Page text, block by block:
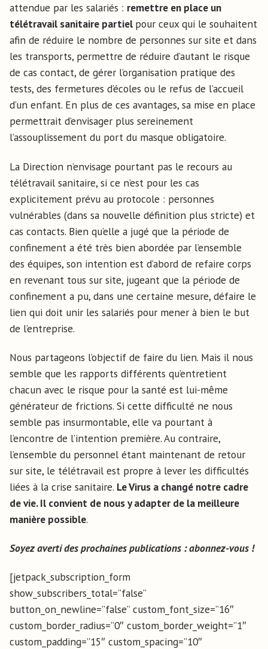
attendue par les salariés : remettre en place un
télétravail sanitaire partiel pour ceux qui le souhaitent
afin de réduire le nombre de personnes sur site et dans
les transports, permettre de réduire d’autant le risque
de cas contact, de gérer l’organisation pratique des
tests, des fermetures d’écoles ou le refus de l’accueil
d’un enfant. En plus de ces avantages, sa mise en place
permettrait d’envisager plus sereinement
l’assouplissement du port du masque obligatoire.
La Direction n’envisage pourtant pas le recours au
télétravail sanitaire, si ce n’est pour les cas
explicitement prévu au protocole : personnes
vulnérables (dans sa nouvelle définition plus stricte) et
cas contacts. Bien qu’elle a jugé que la période de
confinement a été très bien abordée par l’ensemble
des équipes, son intention est d’abord de refaire corps
en revenant tous sur site, jugeant que la période de
confinement a pu, dans une certaine mesure, défaire le
lien qui doit unir les salariés pour mener à bien le but
de l’entreprise.
Nous partageons l’objectif de faire du lien. Mais il nous
semble que les rapports différents qu’entretient
chacun avec le risque pour la santé est lui-même
générateur de frictions. Si cette difficulté ne nous
semble pas insurmontable, elle va pourtant à
l’encontre de l’intention première. Au contraire,
l’ensemble du personnel étant maintenant de retour
sur site, le télétravail est propre à lever les difficultés
liées à la crise sanitaire. Le Virus a changé notre cadre
de vie. Il convient de nous y adapter de la meilleure
manière possible.
Soyez averti des prochaines publications : abonnez-vous !
[jetpack_subscription_form
show_subscribers_total=”false”
button_on_newline=”false” custom_font_size=”16″
custom_border_radius=”0″ custom_border_weight=”1″
custom_padding=”15″ custom_spacing=”10″